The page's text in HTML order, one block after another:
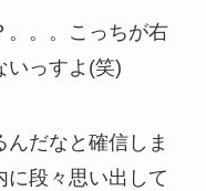
。。。こっちが右
いっすよ(笑)
だなと確信しま
に段々思い出して